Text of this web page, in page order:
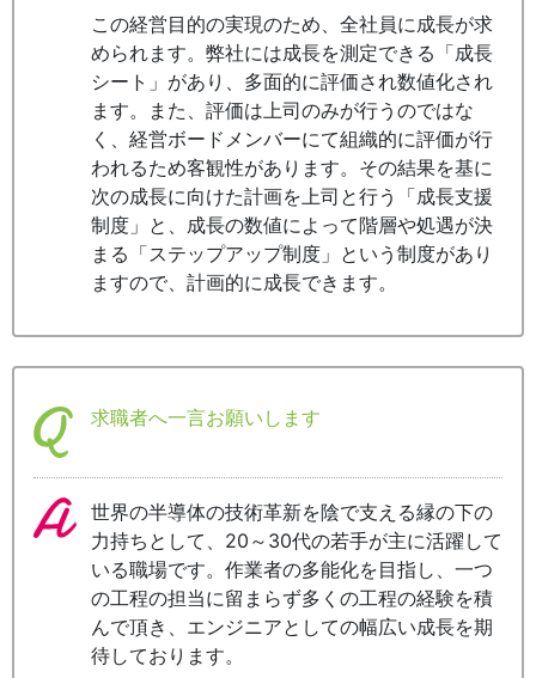
この経営目的の実現のため、全社員に成長が求
められます。弊社には成長を測定できる「成長
シート」があり、多面的に評価され数値化され
ます。また、評価は上司のみが行うのではな
く、経営ボードメンバーにて組織的に評価が行
われるため客観性があります。その結果を基に
次の成長に向けた計画を上司と行う「成長支援
制度」と、成長の数値によって階層や処遇が決
まる「ステップアップ制度」という制度があり
ますので、計画的に成長できます。
求職者へ一言お願いします
世界の半導体の技術革新を陰で支える縁の下の
力持ちとして、20～30代の若手が主に活躍して
いる職場です。作業者の多能化を目指し、一つ
の工程の担当に留まらず多くの工程の経験を積
んで頂き、エンジニアとしての幅広い成長を期
待しております。